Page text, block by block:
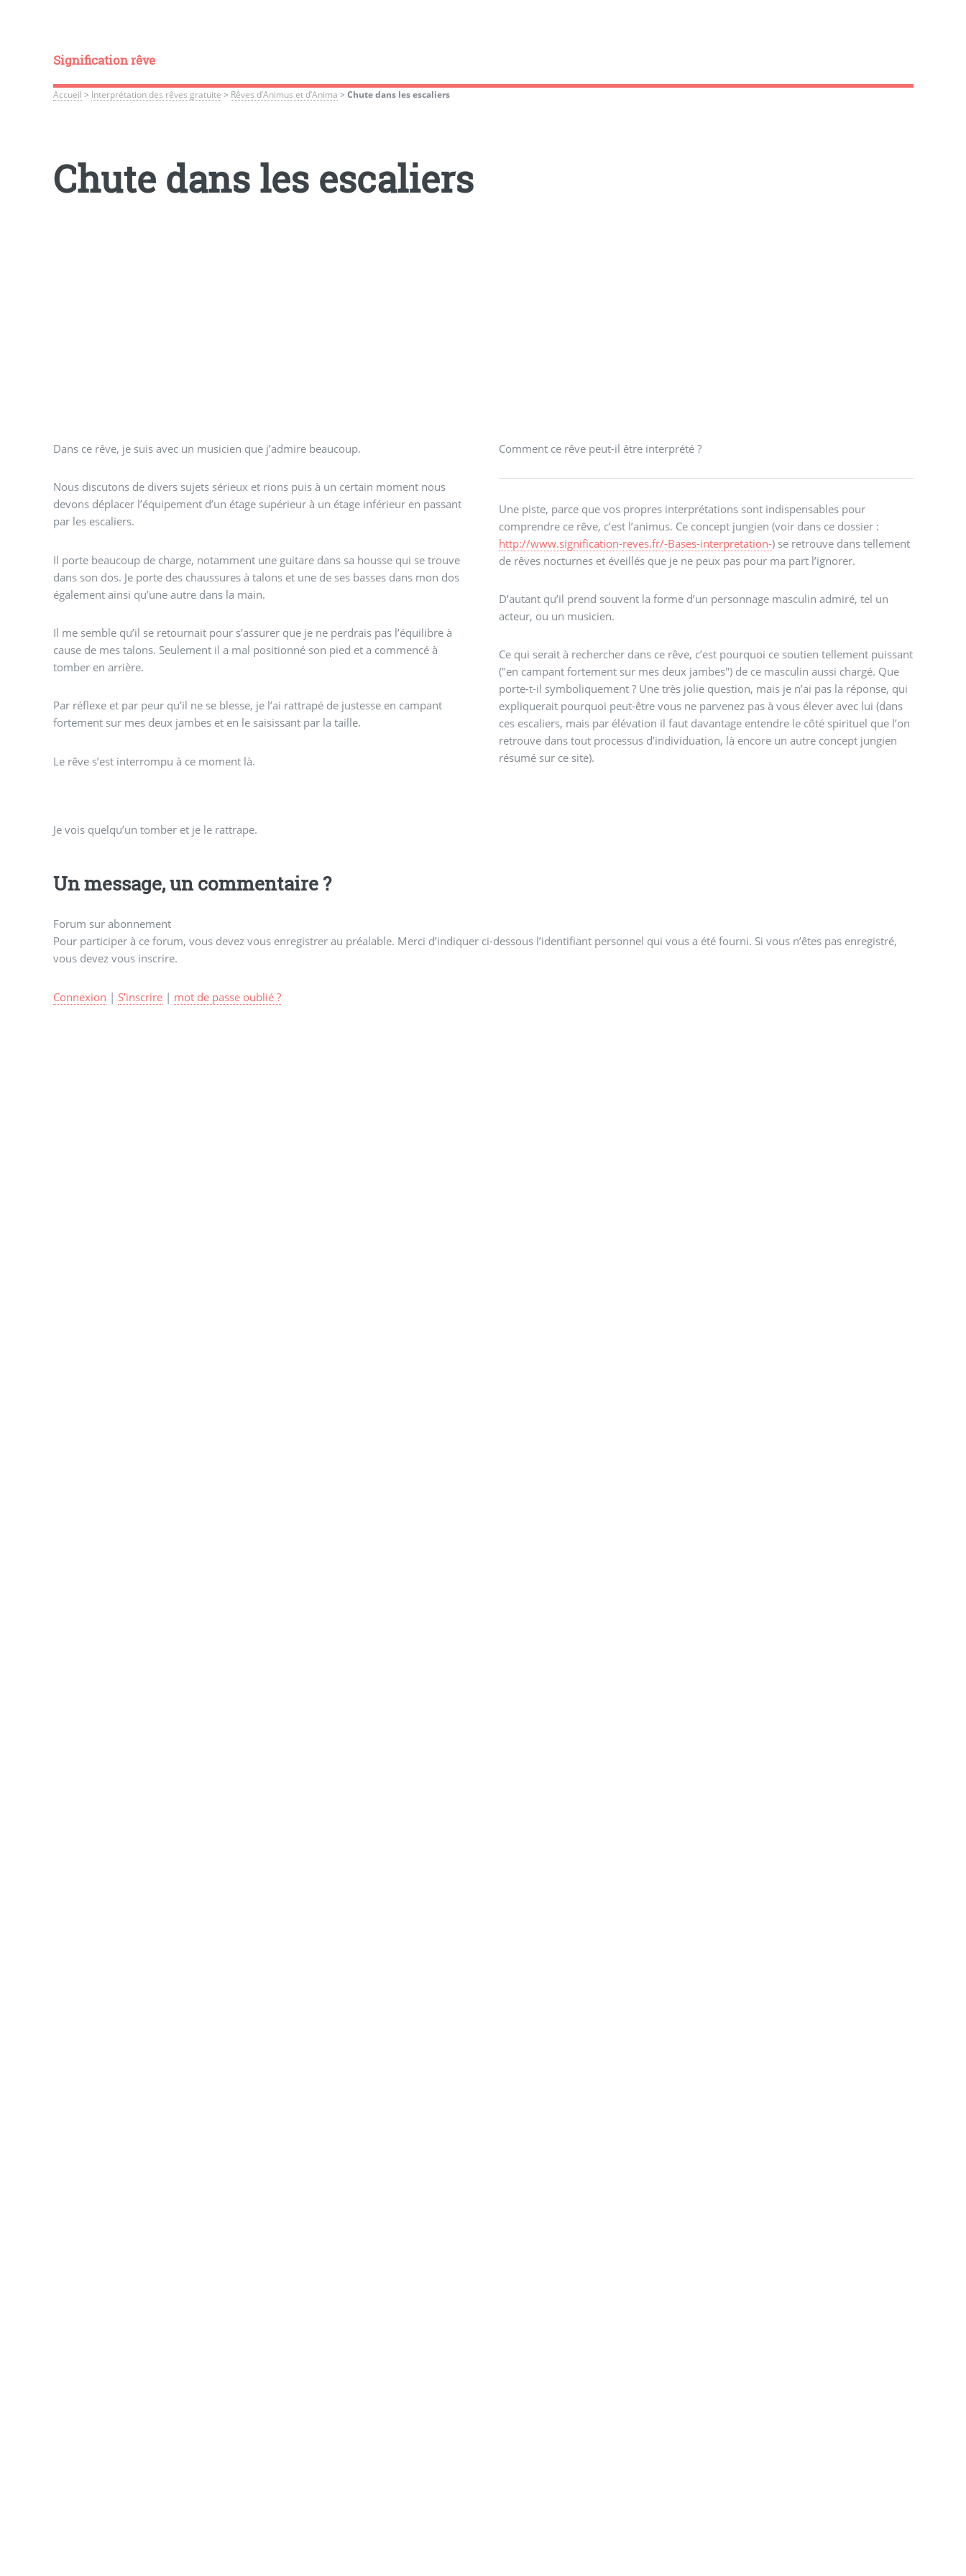
Signification rêve
Accueil > Interprétation des rêves gratuite > Rêves d’Animus et d’Anima > Chute dans les escaliers
Chute dans les escaliers
Dans ce rêve, je suis avec un musicien que j’admire beaucoup.
Nous discutons de divers sujets sérieux et rions puis à un certain moment nous
devons déplacer l’équipement d’un étage supérieur à un étage inférieur en passant
par les escaliers.
Il porte beaucoup de charge, notamment une guitare dans sa housse qui se trouve
dans son dos. Je porte des chaussures à talons et une de ses basses dans mon dos
également ainsi qu’une autre dans la main.
Il me semble qu’il se retournait pour s’assurer que je ne perdrais pas l’équilibre à
cause de mes talons. Seulement il a mal positionné son pied et a commencé à
tomber en arrière.
Par réflexe et par peur qu’il ne se blesse, je l’ai rattrapé de justesse en campant
fortement sur mes deux jambes et en le saisissant par la taille.
Le rêve s’est interrompu à ce moment là.
Comment ce rêve peut-il être interprété ?
Une piste, parce que vos propres interprétations sont indispensables pour
comprendre ce rêve, c’est l’animus. Ce concept jungien (voir dans ce dossier :
http://www.signification-reves.fr/-Bases-interpretation-) se retrouve dans tellement
de rêves nocturnes et éveillés que je ne peux pas pour ma part l’ignorer.
D’autant qu’il prend souvent la forme d’un personnage masculin admiré, tel un
acteur, ou un musicien.
Ce qui serait à rechercher dans ce rêve, c’est pourquoi ce soutien tellement puissant
("en campant fortement sur mes deux jambes") de ce masculin aussi chargé. Que
porte-t-il symboliquement ? Une très jolie question, mais je n’ai pas la réponse, qui
expliquerait pourquoi peut-être vous ne parvenez pas à vous élever avec lui (dans
ces escaliers, mais par élévation il faut davantage entendre le côté spirituel que l’on
retrouve dans tout processus d’individuation, là encore un autre concept jungien
résumé sur ce site).
Je vois quelqu’un tomber et je le rattrape.
Un message, un commentaire ?
Forum sur abonnement
Pour participer à ce forum, vous devez vous enregistrer au préalable. Merci d’indiquer ci-dessous l’identifiant personnel qui vous a été fourni. Si vous n’êtes pas enregistré,
vous devez vous inscrire.
Connexion | S’inscrire| mot de passe oublié ?